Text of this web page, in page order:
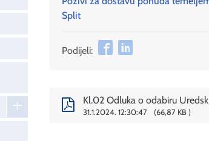
Split
Podijeli:
Kl.02 Odluka o odabiru
31.1.2024. 12:30:47 66,87 KB